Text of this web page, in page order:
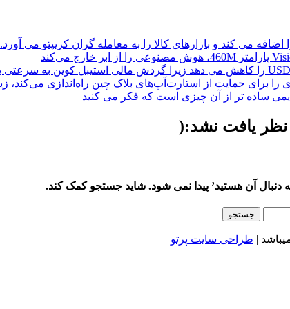
اضافه می کند و بازارهای کالا را به معامله گران کریپتو می آورد.
ساده تر از آن چیزی است که فکر می کنید
آن هستید’ پیدا نمی شود. شاید جستجو کمک کند.
| طراحی سایت پرتو